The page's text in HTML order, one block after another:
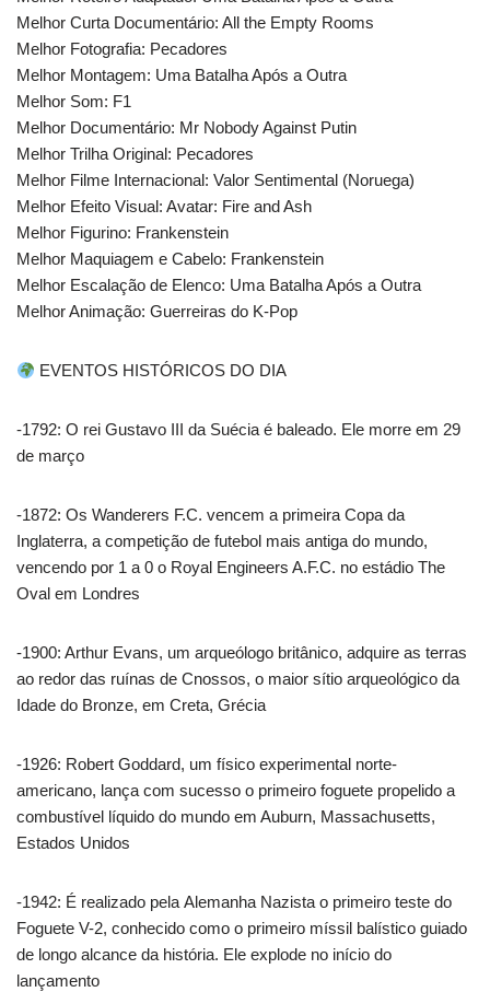
Melhor Curta Documentário: All the Empty Rooms
Melhor Fotografia: Pecadores
Melhor Montagem: Uma Batalha Após a Outra
Melhor Som: F1
Melhor Documentário: Mr Nobody Against Putin
Melhor Trilha Original: Pecadores
Melhor Filme Internacional: Valor Sentimental (Noruega)
Melhor Efeito Visual: Avatar: Fire and Ash
Melhor Figurino: Frankenstein
Melhor Maquiagem e Cabelo: Frankenstein
Melhor Escalação de Elenco: Uma Batalha Após a Outra
Melhor Animação: Guerreiras do K-Pop
EVENTOS HISTÓRICOS DO DIA
-1792: O rei Gustavo III da Suécia é baleado. Ele morre em 29
de março
-1872: Os Wanderers F.C. vencem a primeira Copa da
Inglaterra, a competição de futebol mais antiga do mundo,
vencendo por 1 a 0 o Royal Engineers A.F.C. no estádio The
Oval em Londres
-1900: Arthur Evans, um arqueólogo britânico, adquire as terras
ao redor das ruínas de Cnossos, o maior sítio arqueológico da
Idade do Bronze, em Creta, Grécia
-1926: Robert Goddard, um físico experimental norte-
americano, lança com sucesso o primeiro foguete propelido a
combustível líquido do mundo em Auburn, Massachusetts,
Estados Unidos
-1942: É realizado pela Alemanha Nazista o primeiro teste do
Foguete V-2, conhecido como o primeiro míssil balístico guiado
de longo alcance da história. Ele explode no início do
lançamento